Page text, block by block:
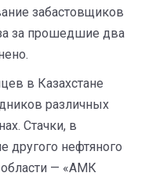
забастовщиков
за прошедшие два
в Казахстане
различных
Стачки, в
другого нефтяного
— «АМК